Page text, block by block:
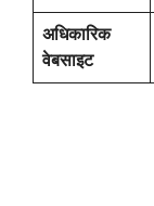
अधिकारिक
वेबसाइट